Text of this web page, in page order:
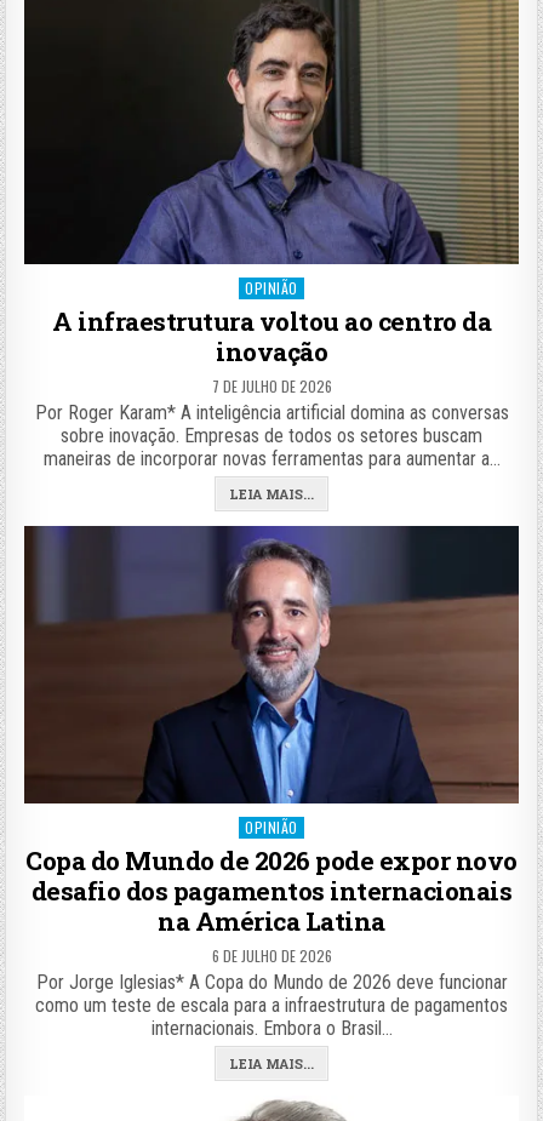
Posted
OPINIÃO
A infraestrutura voltou ao centro da
inovação
7 DE JULHO DE 2026
Por Roger Karam* A inteligência artificial domina as conversas
sobre inovação. Empresas de todos os setores buscam
maneiras de incorporar novas ferramentas para aumentar a…
LEIA MAIS...
Posted
OPINIÃO
Copa do Mundo de 2026 pode expor novo
desafio dos pagamentos internacionais
na América Latina
6 DE JULHO DE 2026
Por Jorge Iglesias* A Copa do Mundo de 2026 deve funcionar
como um teste de escala para a infraestrutura de pagamentos
internacionais. Embora o Brasil…
LEIA MAIS...